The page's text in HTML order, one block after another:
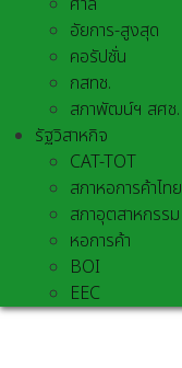
อัยการ-สูงสุด
คอรัปชั่น
กสทช.
สภาพัฒน์ฯ สศช.
รัฐวิสาหกิจ
CAT-TOT
สภาหอการค้าไทย
สภาอุตสาหกรรม
หอการค้า
BOI
EEC